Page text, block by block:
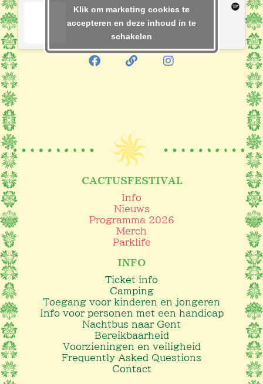
Klik om marketing cookies te
accepteren en deze inhoud in te
schakelen
CACTUSFESTIVAL
Info
Nieuws
Programma 2026
Merch
Parklife
INFO
Ticket info
Camping
Toegang voor kinderen en jongeren
Info voor personen met een handicap
Nachtbus naar Gent
Bereikbaarheid
Voorzieningen en veiligheid
Frequently Asked Questions
Contact